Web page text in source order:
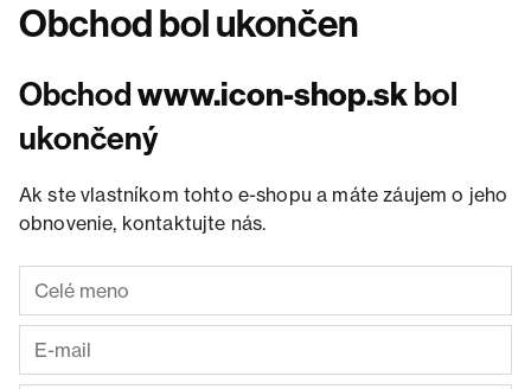
Obchod bol ukončen
Obchodwww.icon-shop.skbol
ukončený
Ak ste vlastníkom tohto e-shopu a máte záujem o jeho
obnovenie, kontaktujte nás.